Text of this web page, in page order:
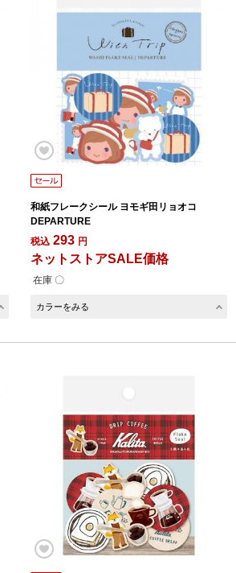
和紙フレークシール ヨモギ田リョオコ
DEPARTURE
税込 293 円
ネットストアSALE価格
在庫 〇
カラーをみる